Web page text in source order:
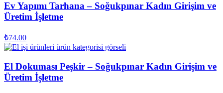
Ev Yapımı Tarhana – Soğukpınar Kadın Girişim ve
Üretim İşletme
₺74.00
El Dokuması Peşkir – Soğukpınar Kadın Girişim ve
Üretim İşletme